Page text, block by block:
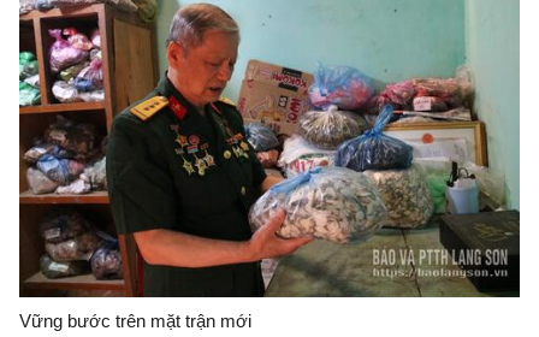
Vững bước trên mặt trận mới